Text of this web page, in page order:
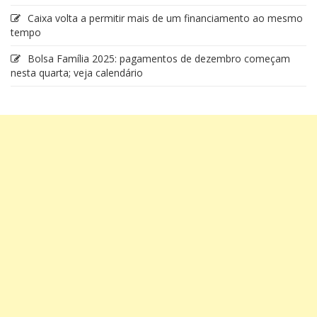
Caixa volta a permitir mais de um financiamento ao mesmo
tempo
Bolsa Família 2025: pagamentos de dezembro começam
nesta quarta; veja calendário